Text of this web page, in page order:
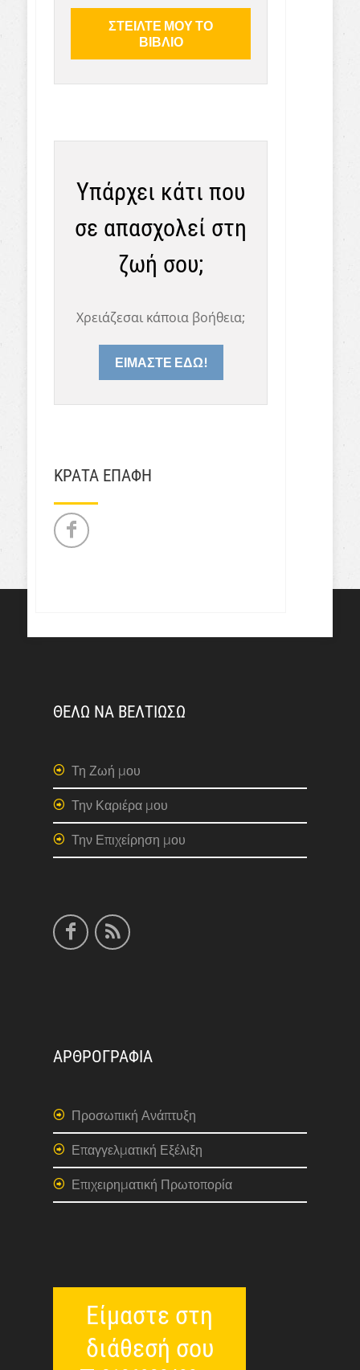
Υπάρχει κάτι που
σε απασχολεί στη
ζωή σου;
Χρειάζεσαι κάποια βοήθεια;
ΕΙΜΑΣΤΕ ΕΔΩ!
ΚΡΑΤΑ ΕΠΑΦΗ
ΘΕΛΩ ΝΑ ΒΕΛΤΙΩΣΩ
Τη Ζωή μου
Την Καριέρα μου
Την Επιχείρηση μου
ΑΡΘΡΟΓΡΑΦΙΑ
Προσωπική Ανάπτυξη
Επαγγελματική Εξέλιξη
Επιχειρηματική Πρωτοπορία
Είμαστε στη
διάθεσή σου